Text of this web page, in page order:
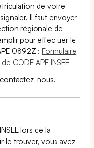
de votre
Il faut envoyer
régionale de
pour effectuer le
0892Z :Formulaire
CODE APE INSEE
nous.
lors de la
le trouver, vous avez